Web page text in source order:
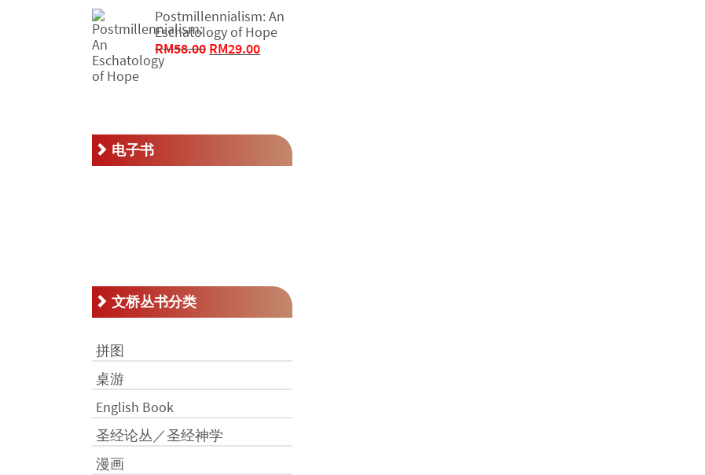
为：
RM250.00。
价
格
Postmillennialism: An
Eschatology of Hope
RM58.00 原
RM29.00当
RM29.00。
电子书
文桥丛书分类
拼图
桌游
English Book
圣经论丛／圣经神学
漫画